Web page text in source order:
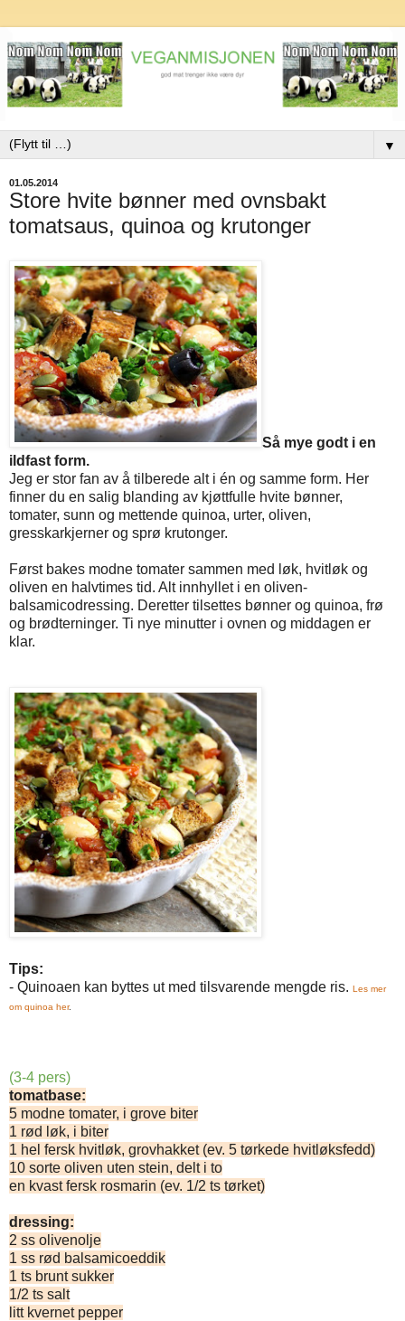
▼
01.05.2014
Store hvite bønner med ovnsbakt
tomatsaus, quinoa og krutonger
Så mye godt i en
ildfast form.
Jeg er stor fan av å tilberede alt i én og samme form. Her
finner du en salig blanding av kjøttfulle hvite bønner,
tomater, sunn og mettende quinoa, urter, oliven,
gresskarkjerner og sprø krutonger.
Først bakes modne tomater sammen med løk, hvitløk og
oliven en halvtimes tid. Alt innhyllet i en oliven-
balsamicodressing. Deretter tilsettes bønner og quinoa, frø
og brødterninger. Ti nye minutter i ovnen og middagen er
klar.
Tips:
- Quinoaen kan byttes ut med tilsvarende mengde ris. Les mer
om quinoa her.
(3-4 pers)
tomatbase:
5 modne tomater, i grove biter
1 rød løk, i biter
1 hel fersk hvitløk, grovhakket (ev. 5 tørkede hvitløksfedd)
10 sorte oliven uten stein, delt i to
en kvast fersk rosmarin (ev. 1/2 ts tørket)
dressing:
2 ss olivenolje
1 ss rød balsamicoeddik
1 ts brunt sukker
1/2 ts salt
litt kvernet pepper